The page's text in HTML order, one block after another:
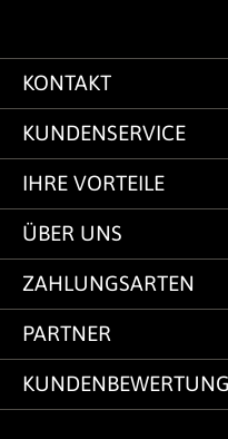
KONTAKT
KUNDENSERVICE
IHRE VORTEILE
ÜBER UNS
ZAHLUNGSARTEN
PARTNER